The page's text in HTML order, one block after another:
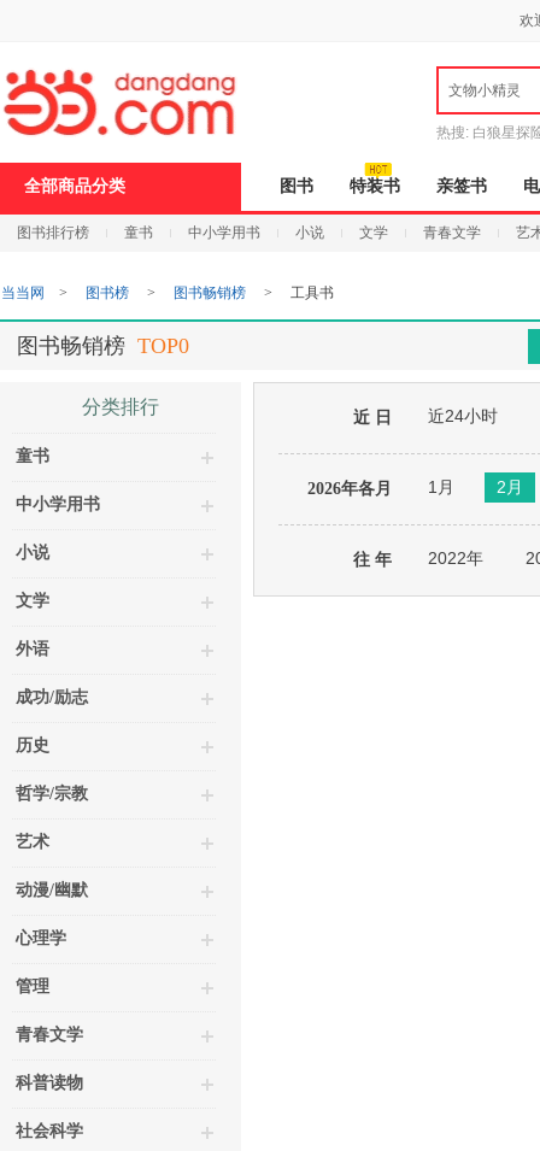
打
开
无
障
页
加
欢
文物小精灵
热搜: 白狼星探
全部商品分类 图书 特装书 亲签书
图书排行榜 童书 中小学用书 小说 文学 青春文学 艺
当当网 > 图书榜 > 图书畅销榜 > 工具书
图书畅销榜 TOP0
分类排行
童书
中小学用书
小说
文学
外语
成功/励志
历史
哲学/宗教
艺术
动漫/幽默
心理学
管理
青春文学
科普读物
社会科学
近 日 近24小时
2026年各月 1月 2月
往 年 2022年